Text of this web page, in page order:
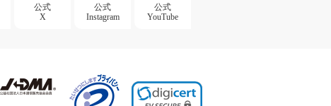
公式
X
公式
Instagram
公式
YouTube